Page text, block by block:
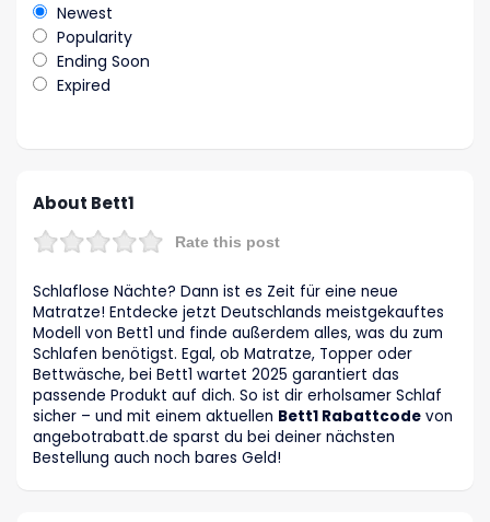
Newest
Popularity
Ending Soon
Expired
About Bett1
Rate this post
Schlaflose Nächte? Dann ist es Zeit für eine neue
Matratze! Entdecke jetzt Deutschlands meistgekauftes
Modell von Bett1 und finde außerdem alles, was du zum
Schlafen benötigst. Egal, ob Matratze, Topper oder
Bettwäsche, bei Bett1 wartet 2025 garantiert das
passende Produkt auf dich. So ist dir erholsamer Schlaf
sicher – und mit einem aktuellen Bett1 Rabattcode von
angebotrabatt.de sparst du bei deiner nächsten
Bestellung auch noch bares Geld!